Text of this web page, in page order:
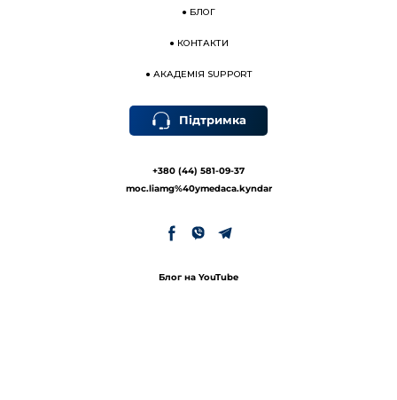
● БЛОГ
● КОНТАКТИ
● АКАДЕМІЯ SUPPORT
Підтримка
+380 (44) 581-09-37
moc.liamg%40ymedaca.kyndar
Блог на YouTube